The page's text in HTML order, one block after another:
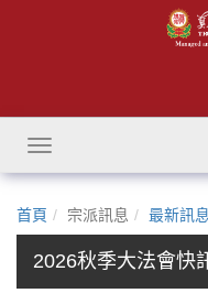
Toggle
navigation
首頁 宗派訊息 最新訊息
2026秋季大法會快